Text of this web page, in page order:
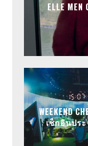
ELLE MEN
WEEKEND
เช็กอินปร